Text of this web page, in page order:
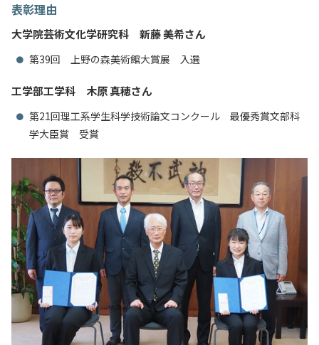
表彰理由
大学院芸術文化学研究科 新藤 美希さん
第39回 上野の森美術館大賞展 入選
工学部工学科 木原 真穂さん
第21回理工系学生科学技術論文コンクール 最優秀賞文部科
学大臣賞 受賞